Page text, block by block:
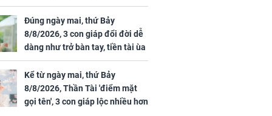
này, cơ thể
4 lợi ích
nhà, ngày càng hưng thịnh sung
túc
Đúng ngày mai, thứ Bảy
8/8/2026, 3 con giáp đổi đời dễ
dàng như trở bàn tay, tiền tài ùa
tới, ngồi không lộc cũng đến,
phú quý theo tới già
Kể từ ngày mai, thứ Bảy
8/8/2026, Thần Tài 'điểm mặt
gọi tên', 3 con giáp lộc nhiều hơn